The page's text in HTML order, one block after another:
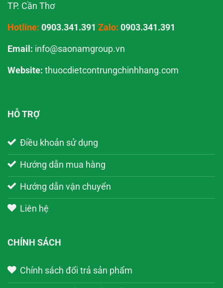
TP. Cần Thơ
Hotline: 0903.341.391 Zalo: 0903.341.391
Email: info@saonamgroup.vn
Website: thuocdietcontrungchinhhang.com
HỖ TRỢ
Điều khoản sử dụng
Hướng dẫn mua hàng
Hướng dẫn vận chuyển
Liên hệ
CHÍNH SÁCH
Chính sách đổi trả sản phẩm